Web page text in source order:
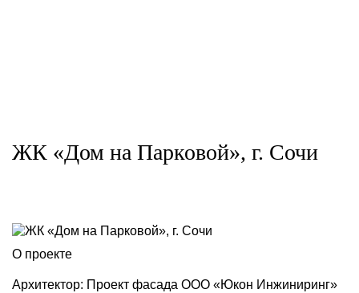
ЖК «Дом на Парковой», г. Сочи
О проекте
Архитектор: Проект фасада ООО «Юкон Инжиниринг»